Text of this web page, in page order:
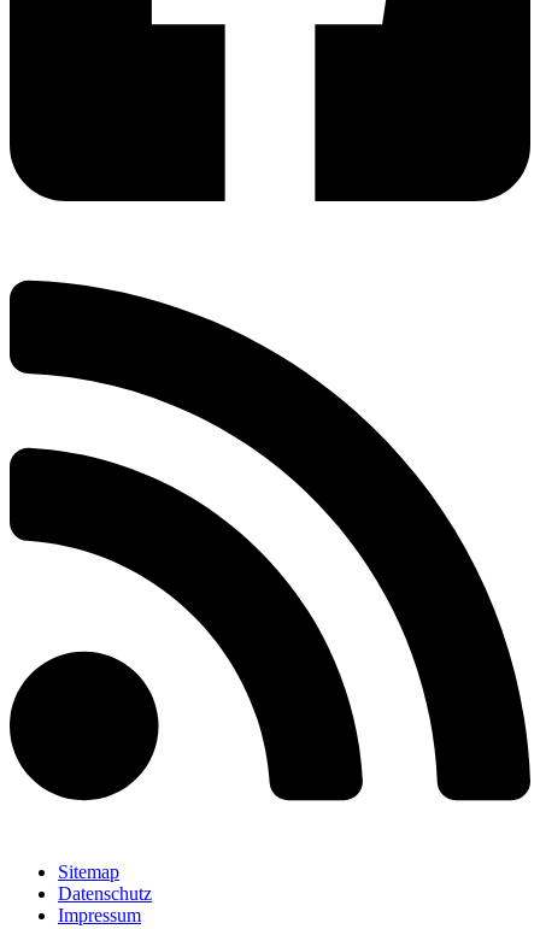
Sitemap
Datenschutz
Impressum